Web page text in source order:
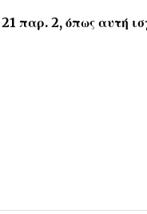
παρ. 2, όπως αυτή